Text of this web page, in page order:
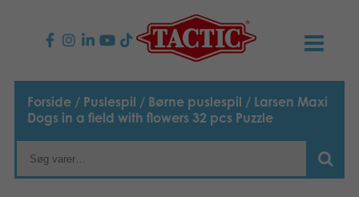
PRODUKTER
Børnespil
NYHEDER
TACTIC
Forside / Puslespil / Børne puslespil / Larsen Maxi
Dogs in a field with flowers 32 pcs Puzzle